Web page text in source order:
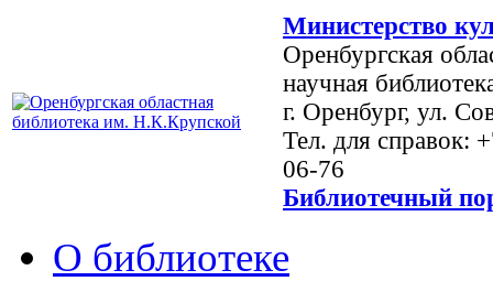
Министерство
Оренбургская
научная
г. Оренбург, ул.
Тел. для справок:
06-76
Библиотечный
О библиотеке